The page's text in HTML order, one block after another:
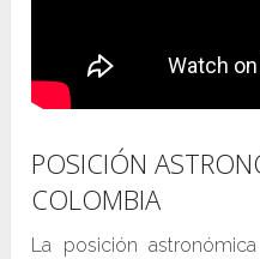
POSICIÓN
COLOMBIA
La posición